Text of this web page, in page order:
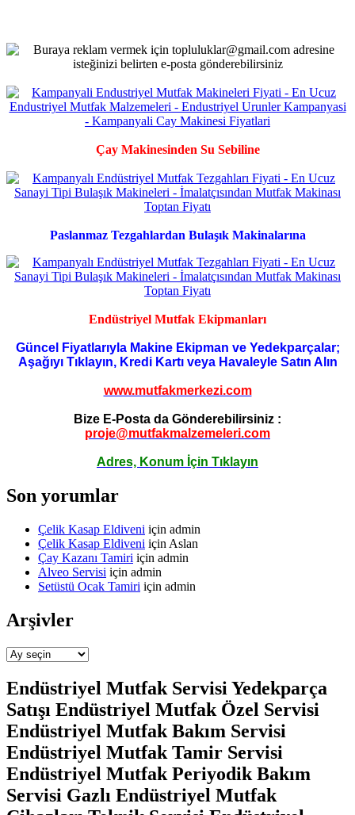
Çay Makinesinden Su Sebiline
Paslanmaz Tezgahlardan Bulaşık Makinalarına
Endüstriyel Mutfak Ekipmanları
Güncel Fiyatlarıyla Makine Ekipman ve Yedekparçalar;
Aşağıyı Tıklayın, Kredi Kartı veya Havaleyle Satın Alın
www.mutfakmerkezi.com
Bize E-Posta da Gönderebilirsiniz :
proje@mutfakmalzemeleri.com
Adres, Konum İçin Tıklayın
Son yorumlar
Çelik Kasap Eldiveni için admin
Çelik Kasap Eldiveni için Aslan
Çay Kazanı Tamiri için admin
Alveo Servisi için admin
Setüstü Ocak Tamiri için admin
Arşivler
Arşivler
Endüstriyel Mutfak Servisi Yedekparça
Satışı Endüstriyel Mutfak Özel Servisi
Endüstriyel Mutfak Bakım Servisi
Endüstriyel Mutfak Tamir Servisi
Endüstriyel Mutfak Periyodik Bakım
Servisi Gazlı Endüstriyel Mutfak